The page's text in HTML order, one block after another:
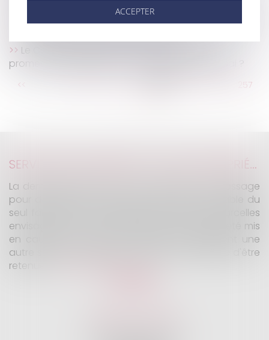
La résiliation judiciaire d'un bail n'est pas soumise à
Le Coronavirus justifie-t-il la rupture d'une
promesse d'embauche ou d'une période d'essai ?
<< 257
SERVITUDE DE PASSAGE : TOUS LES PROPRIÉTAIRES VOISINS N'ONT PAS À ÊTRE APPELÉS EN JUSTICE
La demande tendant à fixer l'assiette d'un passage
pour désenclaver un fonds n'est pas irrecevable du
seul fait que les propriétaires de toutes les parcelles
envisagées au cours de l'expertise n'ont pas été mis
en cause. Encore faut-il qu'il existe réellement une
autre solution de désenclavement susceptible d'être
retenue.
ACCEPTER